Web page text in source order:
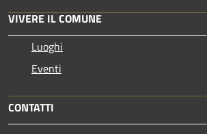
VIVERE IL COMUNE
Luoghi
Eventi
CONTATTI